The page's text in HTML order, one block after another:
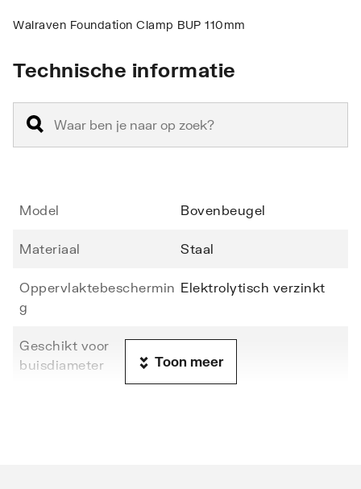
Walraven Foundation Clamp BUP 110mm
Technische informatie
Model Bovenbeugel
Materiaal Staal
Oppervlaktebeschermin
g
Elektrolytisch verzinkt
Geschikt voor
buisdiameter
110
Toon meer